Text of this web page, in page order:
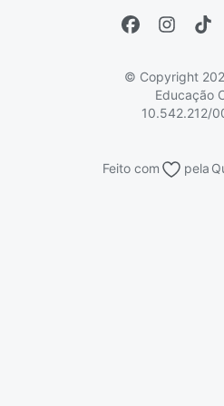
Vs Mais Estudo/Neora
© Copyright
Educação
10.542.212/
Feito com pela